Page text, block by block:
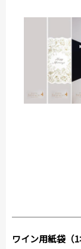
ワイン用紙袋（1